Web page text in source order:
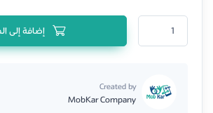
كمية سيروم بيو بالانس بالكولاجين وفيتامين سي الفائق
Created by
MobKar Company